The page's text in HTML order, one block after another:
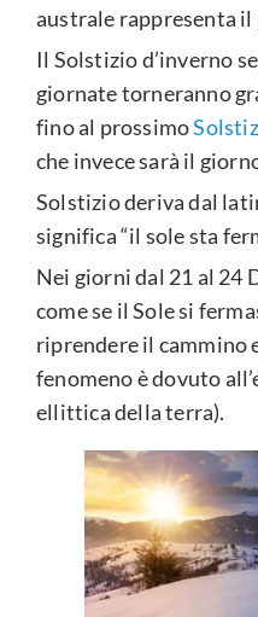
australe rappresenta il
Il Solstizio d’inverno
giornate torneranno
fino al prossimo
che invece sarà il
Solstizio deriva dal
significa “il sole sta
Nei giorni dal 21 al 24
come se il Sole si
riprendere il cammino
fenomeno è dovuto
ellittica della terra).